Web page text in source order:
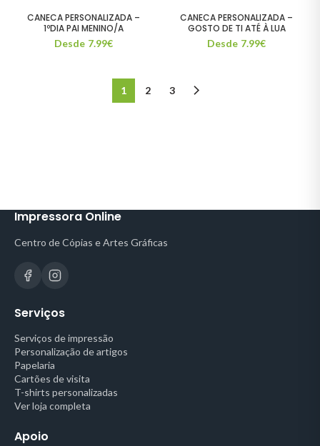
CANECA PERSONALIZADA –
1ºDIA PAI MENINO/A
Desde 7.99€
CANECA PERSONALIZADA –
GOSTO DE TI ATÉ À LUA
Desde 7.99€
1 2 3
Impressora Online
Centro de Cópias e Artes Gráficas
Serviços
Serviços de impressão
Personalização de artigos
Papelaria
Cartões de visita
T-shirts personalizadas
Ver loja completa
Apoio